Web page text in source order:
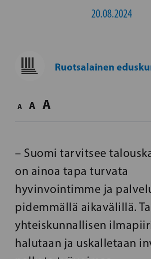
20.08.2024
Ruotsalainen
A A A
– Suomi tarvitsee
on ainoa tapa turvata
hyvinvointimme ja
pidemmällä aikavälillä.
yhteiskunnallisen
halutaan ja uskalletaan